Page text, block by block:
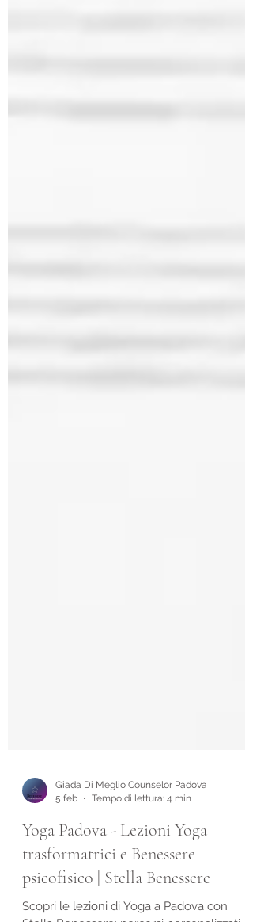
Giada Di Meglio Counselor Padova
5 feb
Tempo di lettura: 4 min
Yoga Padova - Lezioni Yoga
trasformatrici e Benessere
psicofisico | Stella Benessere